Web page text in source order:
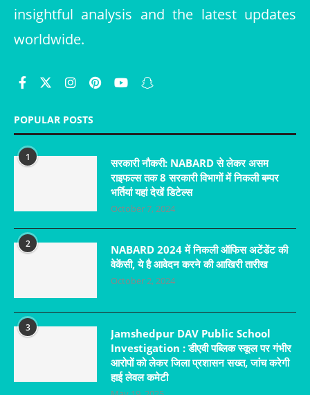
insightful analysis and the latest updates
worldwide.
POPULAR POSTS
1
सरकारी नौकरी: NABARD से लेकर असम
राइफल्स तक 8 सरकारी विभागों में निकली बम्पर
भर्तियां यहां देखें डिटेल्स
October 7, 2024
2
NABARD 2024 में निकली ऑफिस अटेंडेंट की
वेकेंसी, ये है आवेदन करने की आखिरी तारीख
October 2, 2024
3
Jamshedpur DAV Public School
Investigation : डीएवी पब्लिक स्कूल पर गंभीर
आरोपों को लेकर जिला प्रशासन सख्त, जांच करेगी
हाई लेवल कमेटी